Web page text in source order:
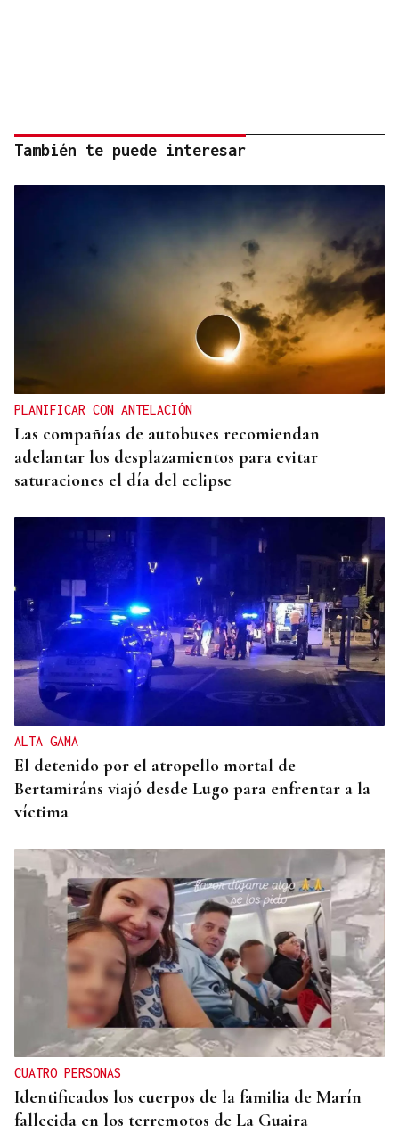
También te puede interesar
PLANIFICAR CON ANTELACIÓN
Las compañías de autobuses recomiendan
adelantar los desplazamientos para evitar
saturaciones el día del eclipse
ALTA GAMA
El detenido por el atropello mortal de
Bertamiráns viajó desde Lugo para enfrentar a la
víctima
CUATRO PERSONAS
Identificados los cuerpos de la familia de Marín
fallecida en los terremotos de La Guaira